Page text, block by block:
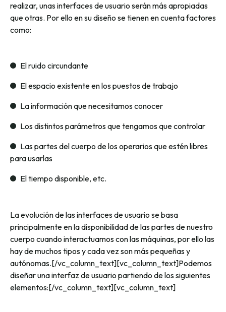
realizar, unas interfaces de usuario serán más apropiadas
que otras. Por ello en su diseño se tienen en cuenta factores
como:
El ruido circundante
El espacio existente en los puestos de trabajo
La información que necesitamos conocer
Los distintos parámetros que tengamos que controlar
Las partes del cuerpo de los operarios que estén libres
para usarlas
El tiempo disponible, etc.
La evolución de las interfaces de usuario se basa
principalmente en la disponibilidad de las partes de nuestro
cuerpo cuando interactuamos con las máquinas, por ello las
hay de muchos tipos y cada vez son más pequeñas y
autónomas.[/vc_column_text][vc_column_text]Podemos
diseñar una interfaz de usuario partiendo de los siguientes
elementos:[/vc_column_text][vc_column_text]